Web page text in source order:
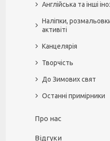
Англійська та інші
Наліпки,
активіті
Канцелярія
Творчість
До Зимових свят
Останні примірники
Про нас
Відгуки